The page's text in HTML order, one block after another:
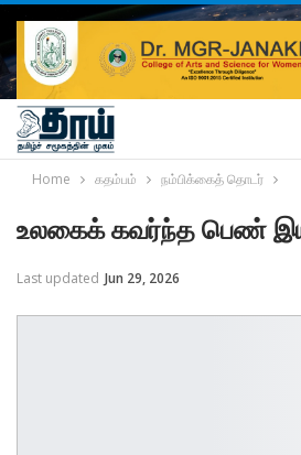
Home கதம்பம் நம்பிக்கைத் தொடர்
உலகைக் கவர்ந்த பெண்
Last updated Jun 29, 2026